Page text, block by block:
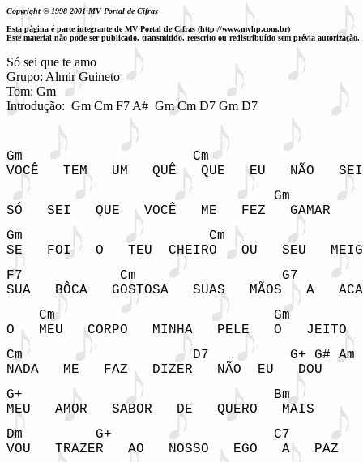
Copyright © 1998-2001 MV Portal de Cifras
Esta página é parte integrante de MV Portal de Cifras (http://www.mvhp.com.br)
Este material não pode ser publicado, transmitido, reescrito ou redistribuído sem prévia autorização.
Só sei que te amo
Grupo: Almir Guineto
Tom: Gm
Introdução:  Gm Cm F7 A#  Gm Cm D7 Gm D7
Gm                     Cm
VOCÊ   TEM   UM   QUÊ   QUE   EU   NÃO
Gm
SÓ   SEI   QUE   VOCÊ   ME   FEZ   GAMAR
Gm                       Cm
SE   FOI   O   TEU  CHEIRO   OU   SEU
F7            Cm                  G7
SUA   BÔCA   GOSTOSA   SUAS   MÃOS   A
Cm                           Gm
O   MEU   CORPO   MINHA   PELE   O   JEITO
Cm                     D7          G+ G# Am
NADA   ME   FAZ   DIZER   NÃO  EU   DOU
G+                               Bm
MEU   AMOR   SABOR   DE   QUERO   MAIS
Dm         G+                    C7
VOU   TRAZER   AO   NOSSO   EGO   A   PAZ